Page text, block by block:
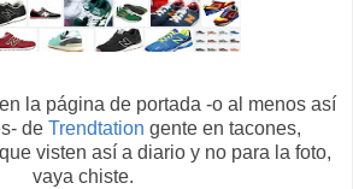
la página de portada -o al menos así
de Trendtation gente en tacones,
visten así a diario y no para la foto,
vaya chiste.